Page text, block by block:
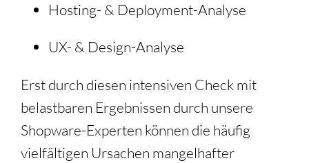
Hosting- & Deployment-Analyse
UX- & Design-Analyse
Erst durch diesen intensiven Check mit
belastbaren Ergebnissen durch unsere
Shopware-Experten können die häufig
vielfältigen Ursachen mangelhafter